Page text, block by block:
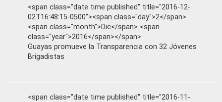
<span class="date time published" title="2016-12-
02T16:48:15-0500"><span class="day">2</span>
<span class="month">Dic</span> <span
class="year">2016</span></span>
Guayas promueve la Transparencia con 32 Jóvenes
Brigadistas
<span class="date time published" title="2016-11-